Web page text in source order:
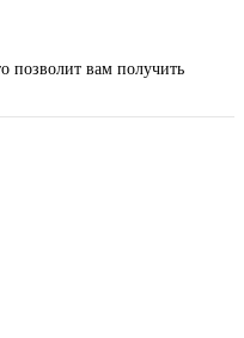
позволит вам получить